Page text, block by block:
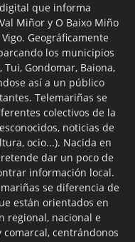
que informa
Miñor y O Baixo Miño
Geográficamente
los municipios
Tui, Gondomar, Baiona,
así a un público
Telemariñas se
colectivos de la
noticias de
ocio...). Nacida en
dar un poco de
información local.
se diferencia de
están orientados en
regional, nacional e
centrándonos